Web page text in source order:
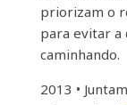
priorizam o
para evitar a
caminhando.
2013 •